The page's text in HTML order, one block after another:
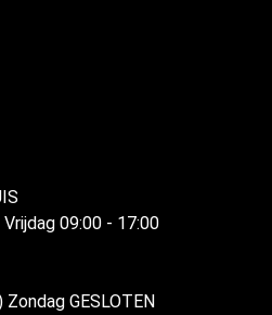
09:00 - 17:00
GESLOTEN